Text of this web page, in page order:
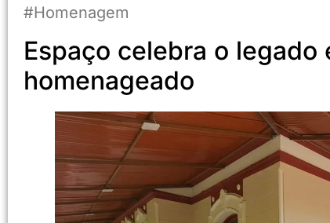
#Homenagem
Espaço celebra o
homenageado